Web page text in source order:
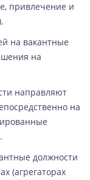
привлечение и
на вакантные
на
направляют
на
должности
(агрегаторах